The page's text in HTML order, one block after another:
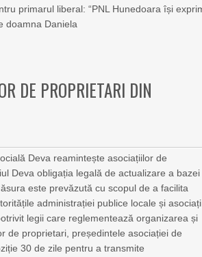
primarul liberal: “PNL Hunedoara își
doamna Daniela
DE PROPRIETARI DIN
Deva reamintește asociațiilor de
Deva obligația legală de actualizare a bazei
este prevăzută cu scopul de a facilita
administrației publice locale și
legii care reglementează organizarea și
de proprietari, președintele asociației de
30 de zile pentru a transmite